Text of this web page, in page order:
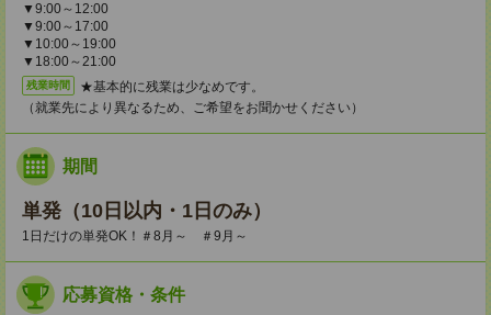
▼9:00～12:00
▼9:00～17:00
▼10:00～19:00
▼18:00～21:00
残業時間
★基本的に残業は少なめです。
（就業先により異なるため、ご希望をお聞かせください）
期間
単発（10日以内・1日のみ）
1日だけの単発OK！＃8月～ ＃9月～
応募資格・条件